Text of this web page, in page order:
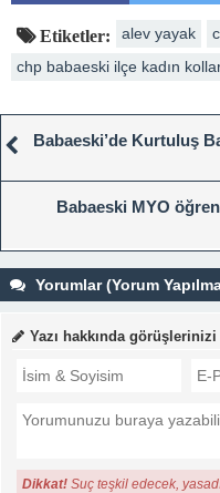
Etiketler: alev yayak
chp babaeski ilçe kadın
Babaeski’de Kurtuluş
Babaeski MYO
Yorumlar (Yorum
Yazı hakkında
Dikkat! Suç teşkil edecek,